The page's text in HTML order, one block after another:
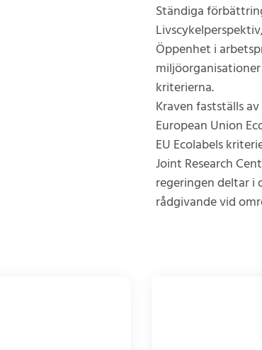
Ständiga
Öppenhet i
kriterierna.
Kraven fastställs
European Union
EU Ecolabels
Joint Research
regeringen deltar i
rådgivande vid